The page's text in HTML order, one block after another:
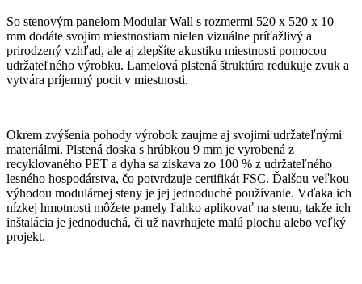
So stenovým panelom Modular Wall s rozmermi 520 x 520 x 10
mm dodáte svojim miestnostiam nielen vizuálne príťažlivý a
prirodzený vzhľad, ale aj zlepšíte akustiku miestnosti pomocou
udržateľného výrobku. Lamelová plstená štruktúra redukuje zvuk a
vytvára príjemný pocit v miestnosti.
Okrem zvýšenia pohody výrobok zaujme aj svojimi udržateľnými
materiálmi. Plstená doska s hrúbkou 9 mm je vyrobená z
recyklovaného PET a dyha sa získava zo 100 % z udržateľného
lesného hospodárstva, čo potvrdzuje certifikát FSC. Ďalšou veľkou
výhodou modulárnej steny je jej jednoduché používanie. Vďaka ich
nízkej hmotnosti môžete panely ľahko aplikovať na stenu, takže ich
inštalácia je jednoduchá, či už navrhujete malú plochu alebo veľký
projekt.